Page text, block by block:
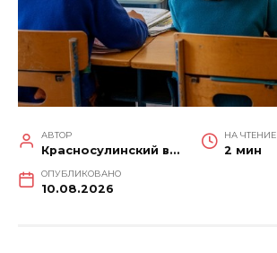
АВТОР
Красносулинский вестник
НА ЧТЕНИЕ
2 мин
ОПУБЛИКОВАНО
10.08.2026